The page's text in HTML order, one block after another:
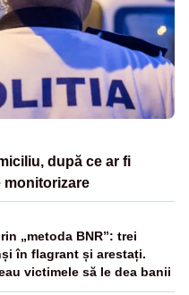
după ce ar fi
monitorizare
„metoda BNR”: trei
în flagrant și arestați.
victimele să le dea banii